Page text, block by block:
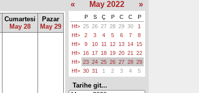
Cumartesi
May 28
Pazar
May 29
« May 2022 »
P S Ç P C C
P
Hf> 25 26 27 28 29 30
1
Hf>
2 3 4 5 6 7
8
Hf>
9 10 11 12 13 14 15
Hf> 16 17 18 19 20 21
22
Hf> 23 24 25 26 27 28 29
Hf> 30 31 1 2 3 4 5
Tarihe git...